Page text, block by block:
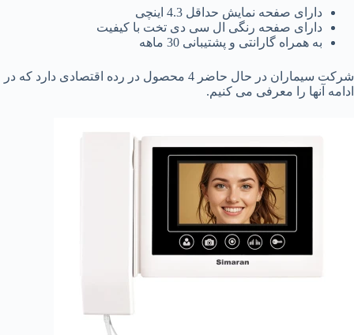
دارای صفحه نمایش حداقل 4.3 اینچی
دارای صفحه رنگی ال سی دی تخت با کیفیت
به همراه گارانتی و پشتیبانی 30 ماهه
شرکت سیماران در حال حاضر 4 محصول در رده اقتصادی دارد که در
ادامه آنها را معرفی می کنیم.